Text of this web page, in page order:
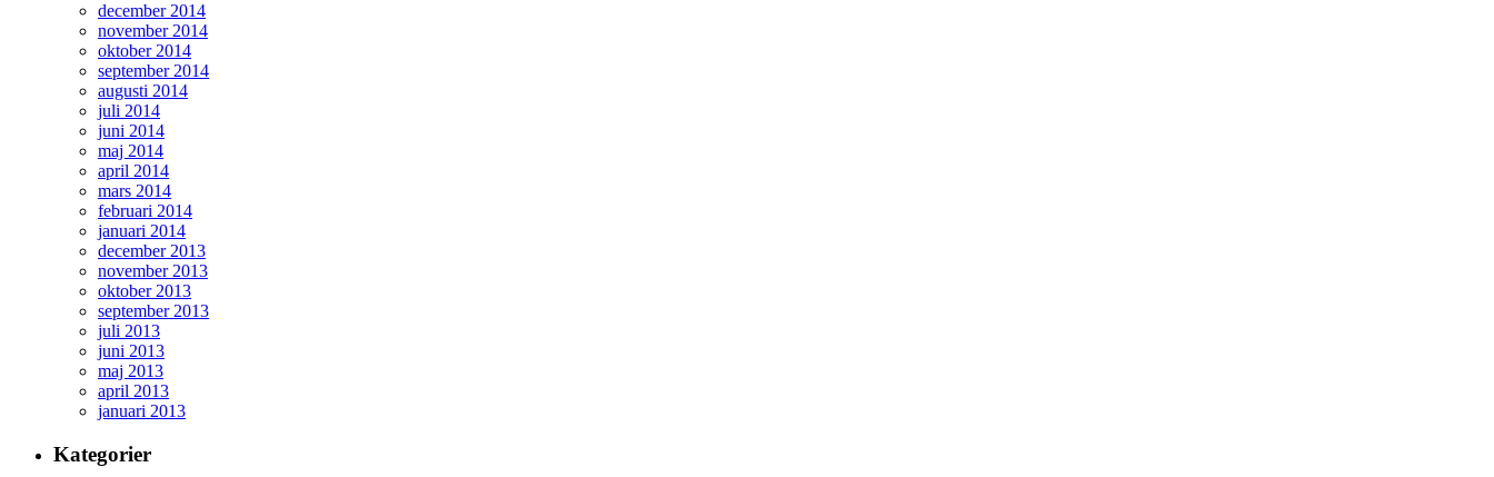
december 2014
november 2014
oktober 2014
september 2014
augusti 2014
juli 2014
juni 2014
maj 2014
april 2014
mars 2014
februari 2014
januari 2014
december 2013
november 2013
oktober 2013
september 2013
juli 2013
juni 2013
maj 2013
april 2013
januari 2013
Kategorier